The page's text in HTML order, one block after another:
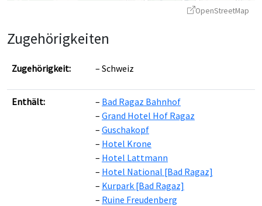
Leaflet|© OpenStreetMapcontributors ©
OpenStreetMap
Zugehörigkeiten
Zugehörigkeit: Schweiz
Enthält:
Bad Ragaz Bahnhof
Grand Hotel Hof Ragaz
Guschakopf
Hotel Krone
Hotel Lattmann
Hotel National [Bad Ragaz]
Kurpark [Bad Ragaz]
Ruine Freudenberg